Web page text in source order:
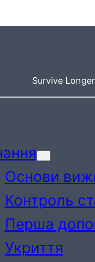
Survive
Основи
Контроль
Перша
Укриття